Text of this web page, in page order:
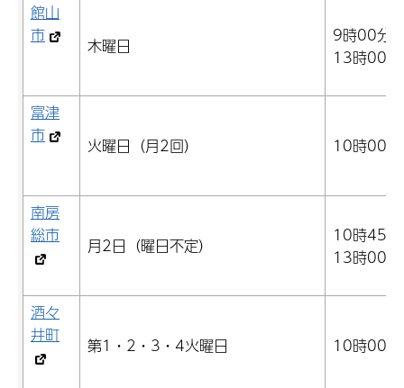
館山
市
木曜日
9時00分
13時00
富津
市
火曜日（月2回） 10時00
南房
総市
月2日（曜日不定）
10時45
13時00
酒々
井町
第1・2・3・4火曜日 10時00